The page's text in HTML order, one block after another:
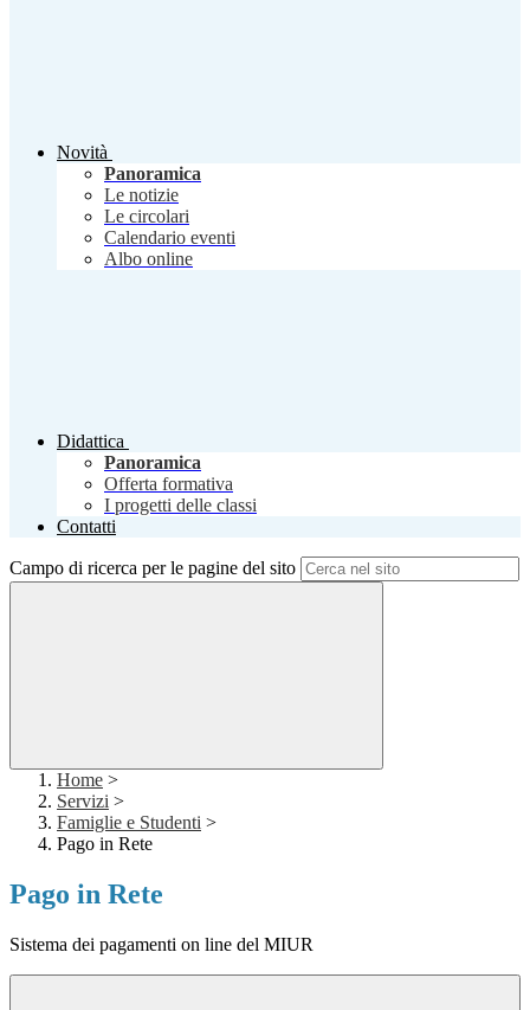
Novità
Panoramica
Le notizie
Le circolari
Calendario eventi
Albo online
Didattica
Panoramica
Offerta formativa
I progetti delle classi
Contatti
Campo di ricerca per le pagine del sito
Home >
Servizi >
Famiglie e Studenti >
Pago in Rete
Pago in Rete
Sistema dei pagamenti on line del MIUR